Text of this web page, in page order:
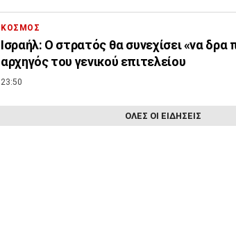
ΚΟΣΜΟΣ
Ισραήλ: Ο στρατός θα συνεχίσει «να δρα
αρχηγός του γενικού επιτελείου
23:50
ΟΛΕΣ ΟΙ ΕΙΔΗΣΕΙΣ